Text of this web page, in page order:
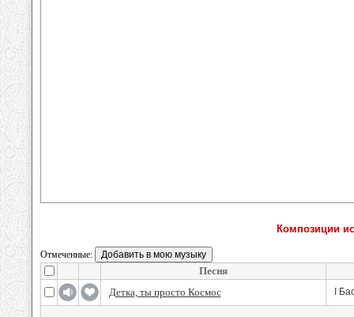
Композиции
Отмеченные:
Песня
Детка, ты просто Космос
I